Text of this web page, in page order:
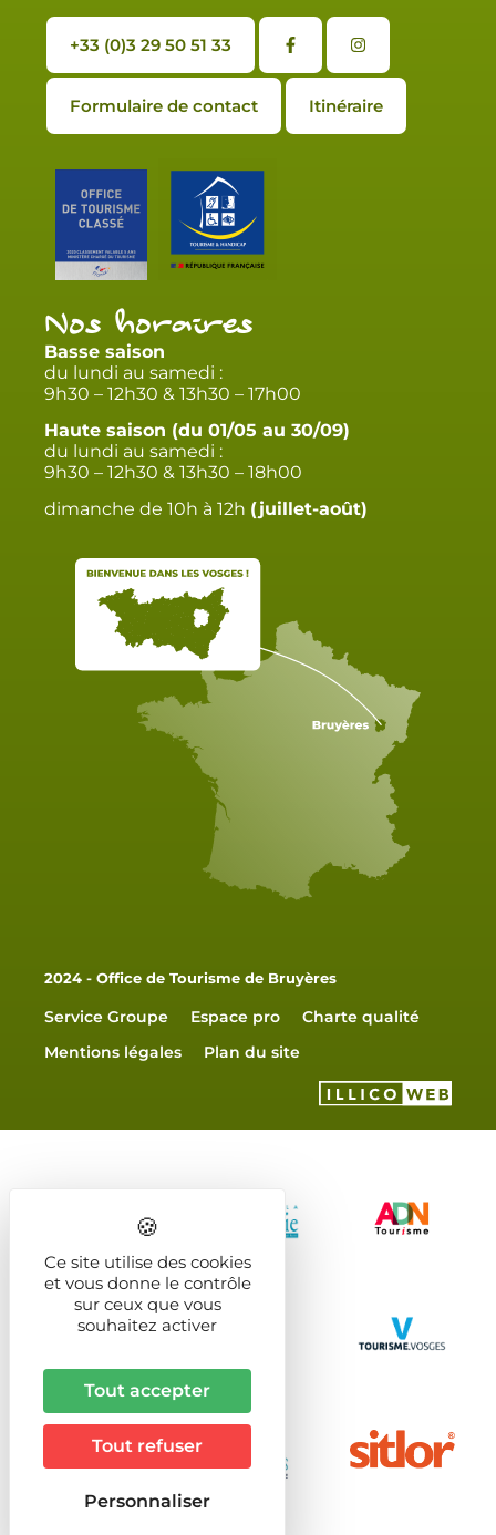
+33 (0)3 29 50 51 33
Formulaire de contact Itinéraire
Nos horaires
Basse saison
du lundi au samedi :
9h30 – 12h30 & 13h30 – 17h00
Haute saison (du 01/05 au 30/09)
du lundi au samedi :
9h30 – 12h30 & 13h30 – 18h00
dimanche de 10h à 12h (juillet-août)
2024 - Office de Tourisme de Bruyères
Service Groupe Espace pro
Charte qualité
Mentions légales
Plan du site
Ce site utilise des cookies
et vous donne le contrôle
sur ceux que vous
souhaitez activer
Tout accepter
Tout refuser
Personnaliser